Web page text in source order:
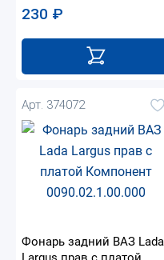
230 ₽
Арт. 374072
Фонарь задний ВАЗ Lada